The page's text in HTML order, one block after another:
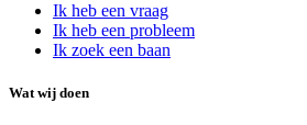
Ik heb een vraag
Ik heb een probleem
Ik zoek een baan
Wat wij doen